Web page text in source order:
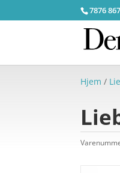
7876
Hjem /